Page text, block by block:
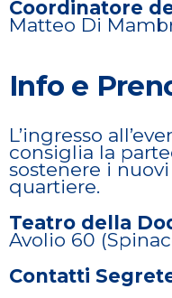
Coordinatore
Matteo Di
Info e
L’ingresso
consiglia la
sostenere i
quartiere.
Teatro della
Avolio 60
Contatti